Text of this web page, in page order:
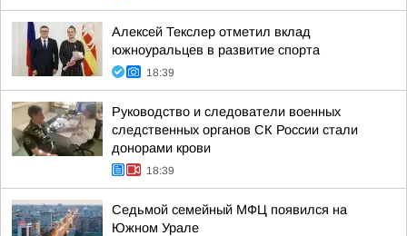
Алексей Текслер отметил вклад
южноуральцев в развитие спорта
18:39
Руководство и следователи военных
следственных органов СК России стали
донорами крови
18:39
Седьмой семейный МФЦ появился на
Южном Урале